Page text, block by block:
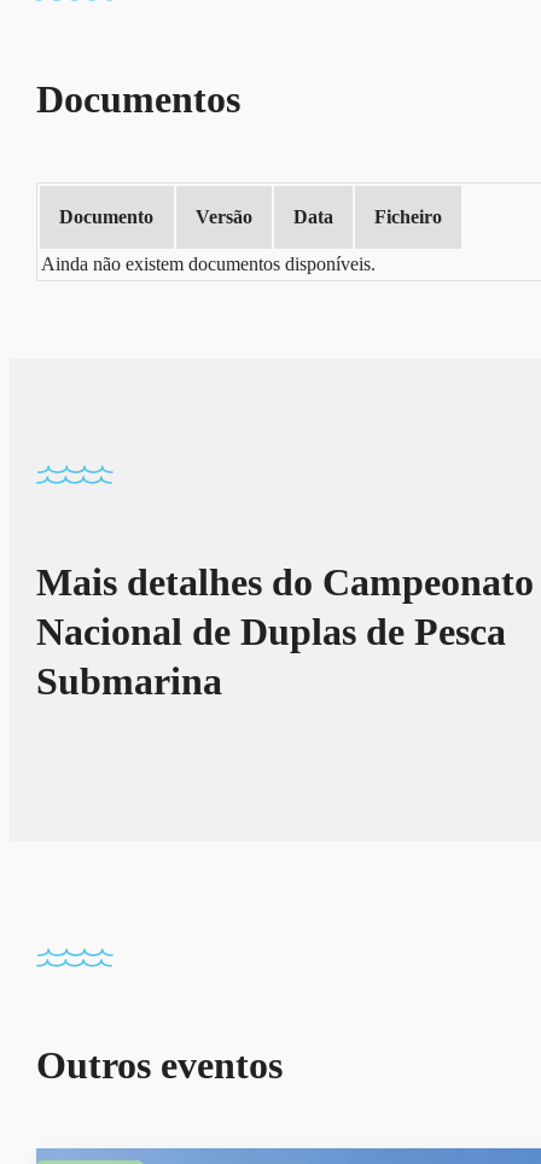
Documentos
Documento Versão Data Ficheiro
Ainda não existem documentos disponíveis.
Mais detalhes do Campeonato
Nacional de Duplas de Pesca
Submarina
Outros eventos